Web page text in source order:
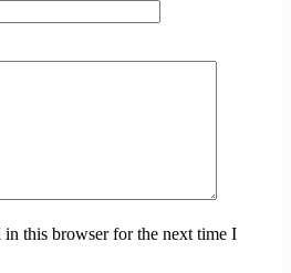
in this browser for the next time I